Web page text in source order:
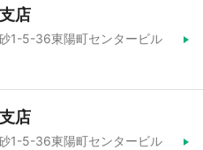
店
1-5-36東陽町センタービル
店
1-5-36東陽町センタービル